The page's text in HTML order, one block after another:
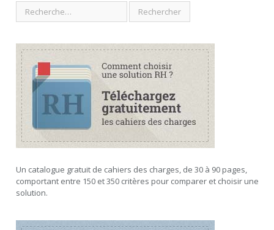
Un catalogue gratuit de cahiers des charges, de 30 à 90 pages,
comportant entre 150 et 350 critères pour comparer et choisir une
solution.